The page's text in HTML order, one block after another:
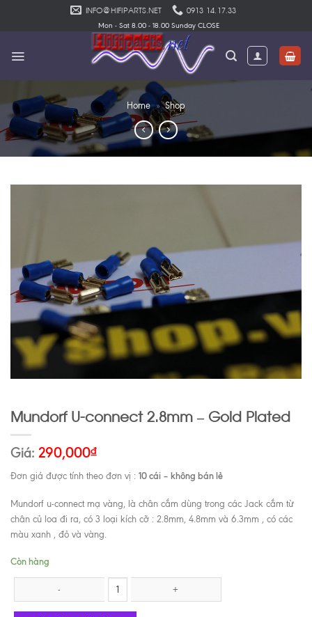
INFO@HIFIPARTS.NET 0913 14.17.33
Mon - Sat 8.00 - 18.00 Sunday CLOSE
Home » Shop
Mundorf U-connect 2.8mm – Gold Plated
Giá: 290,000₫
Đơn giá được tính theo đơn vị : 10 cái – không bán lẻ
Mundorf u-connect mạ vàng, là chân cắm dùng trong các Jack cắm từ
chân củ loa đi ra, có 3 loại kích cỡ : 2.8mm, 4.8mm và 6.3mm , có các
màu xanh , đỏ và vàng.
Còn hàng
Mundorf U-connect 2.8mm - Gold Plated số lượng